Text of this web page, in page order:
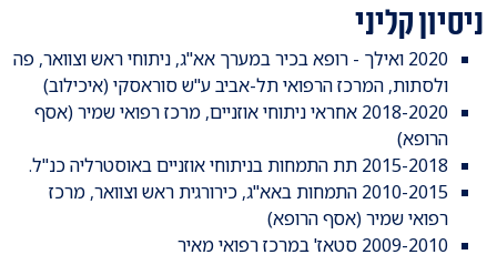
ניסיון קליני
​2020 ואילך - רופא בכיר במערך אא"ג, ניתוחי ראש וצוואר, פה
ולסתות, המרכז הרפואי תל-אביב ע"ש סוראסקי (איכילוב)
2018-2020 אחראי ניתוחי אוזניים, מרכז רפואי שמיר (אסף
הרופא)
2015-2018 תת התמחות בניתוחי אוזניים באוסטרליה כנ"ל.
2010-2015 התמחות באא"ג, כירורגית ראש וצוואר, מרכז
רפואי שמיר (אסף הרופא)
2009-2010 סטאז' במרכז רפואי מאיר